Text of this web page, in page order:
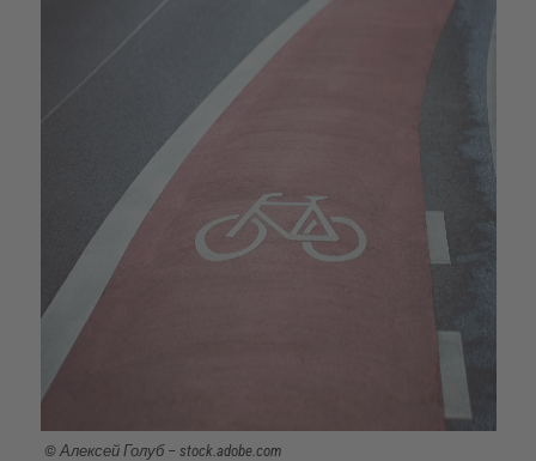
© Алексей Голуб – stock.adobe.com